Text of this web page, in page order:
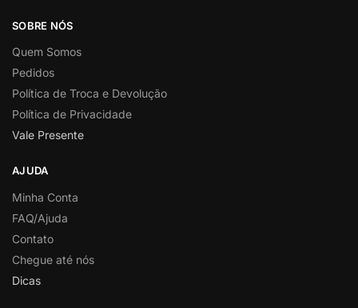
SOBRE NÓS
Quem Somos
Pedidos
Política de Troca e Devolução
Política de Privacidade
Vale Presente
AJUDA
Minha Conta
FAQ/Ajuda
Contato
Chegue até nós
Dicas